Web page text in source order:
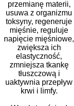
przemianę materii,
usuwa z organizmu
toksyny, regeneruje
mięśnie, reguluje
napięcie mięśniowe,
zwiększa ich
elastyczność,
zmniejsza tkankę
tłuszczową i
uaktywnia przepływ
krwi i limfy.